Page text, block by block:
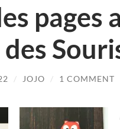
pages
des
/ JOJO / 1 COMMENT